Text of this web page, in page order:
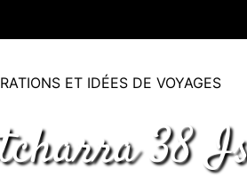
ET IDÉES DE VOYAGES
38